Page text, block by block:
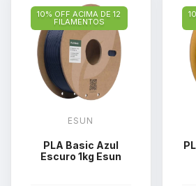
10% OFF ACIMA DE 12
FILAMENTOS
ESUN
PLA Basic Azul
Escuro 1kg Esun